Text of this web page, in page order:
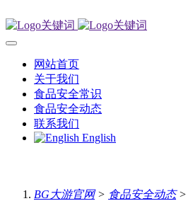
网站首页
关于我们
食品安全常识
食品安全动态
联系我们
English
BG大游官网> 食品安全动态>